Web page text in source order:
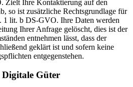
Ihre Kontaktierung auf den
so ist zusätzliche Rechtsgrundlage für
1 lit. b DS-GVO. Ihre Daten werden
Ihrer Anfrage gelöscht, dies ist der
entnehmen lässt, dass der
geklärt ist und sofern keine
entgegenstehen.
Digitale Güter